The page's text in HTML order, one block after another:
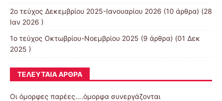
2ο τεύχος Δεκεμβρίου 2025-Ιανουαρίου 2026 (10 άρθρα) (28
Ιαν 2026 )
1ο τεύχος Οκτωβρίου-Νοεμβρίου 2025 (9 άρθρα) (01 Δεκ
2025 )
ΤΕΛΕΥΤΑΊΑ ΆΡΘΡΑ
Οι όμορφες παρέες….όμορφα συνεργάζονται